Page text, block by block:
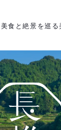
美食と絶景を巡る